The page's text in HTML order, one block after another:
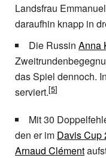
Landsfrau
daraufhin knapp in
Die Russin Anna
das Spiel dennoch.
serviert.
Mit 30
den er im Davis Cup
Arnaud Clément